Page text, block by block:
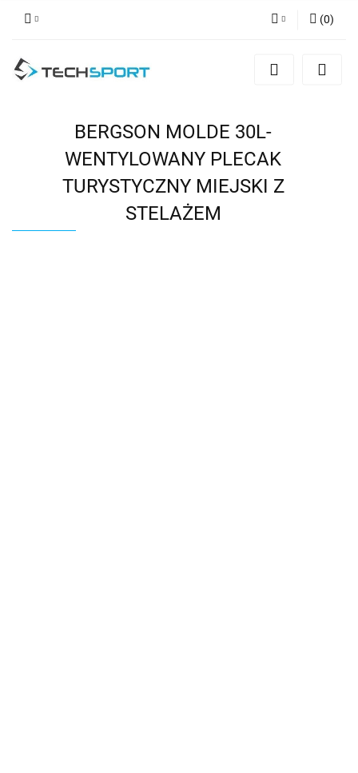
Zaloguj się
(0)
BERGSON MOLDE 30L-
WENTYLOWANY PLECAK
TURYSTYCZNY MIEJSKI Z
STELAŻEM